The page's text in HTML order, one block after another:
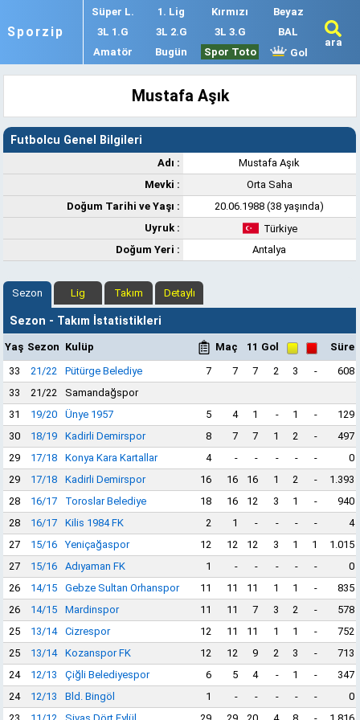
Sporzip
Süper L. 1. Lig Kırmızı
Beyaz
3L 1.G
3L 2.G 3L 3.G
BAL
Amatör
Bugün Spor Toto Gol
ara
Mustafa Aşık
Futbolcu Genel Bilgileri
Adı :
Mustafa Aşık
Mevki :
Orta Saha
Doğum Tarihi ve Yaşı :
20.06.1988 (38 yaşında)
Uyruk :
Türkiye
Doğum Yeri :
Antalya
Sezon Lig Takım Detaylı
Sezon - Takım İstatistikleri
Yaş Sezon Kulüp Maç 11 Gol
Süre
33
21/22 Pütürge Belediye 7 7 7 2 3 -
608
33
21/22
Samandağspor
31
19/20 Ünye 1957 5 4 1 - 1 -
129
30
18/19 Kadirli Demirspor 8 7 7 1 2 -
497
29
17/18 Konya Kara Kartallar 4 - - - - -
0
29
17/18 Kadirli Demirspor 16 16 16 1 2 -
1.393
28
16/17 Toroslar Belediye 18 16 12 3 1 -
940
28
16/17 Kilis 1984 FK 2 1 - - - -
4
27
15/16 Yeniçağaspor 12 12 12 3 1 1
1.015
27
15/16 Adıyaman FK 1 - - - - -
0
26
14/15 Gebze Sultan Orhanspor 11 11 11 1 1 -
835
26
14/15 Mardinspor 11 11 7 3 2 -
578
25
13/14 Cizrespor 12 11 11 1 1 -
752
25
13/14 Kozanspor FK 12 12 9 2 3 -
713
24
12/13 Çiğli Belediyespor 6 5 4 - 1 -
347
24
12/13 Bld. Bingöl 1 - - - - -
0